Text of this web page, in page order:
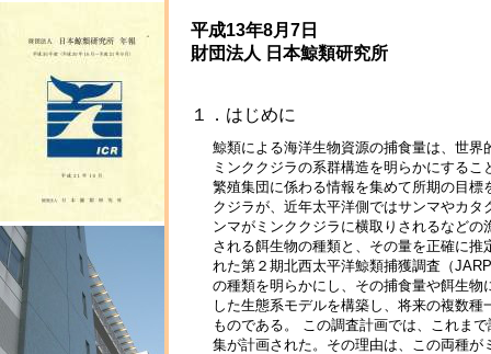
平成13年8月7日
財団法人 日本鯨類研究所
１．はじめに
鯨類による海洋生物資源の捕食量は、世
ミンククジラの系群構造を明らかにする
繁殖集団に係わる情報を集めて所期の目
クジラが、近年太平洋側ではサンマやカ
ンマがミンククジラに横取りされるなど
される餌生物の種類と、その量を正確に
れた第２期北西太平洋鯨類捕獲調査（
の種類を明らかにし、その捕食量や餌生
した生態系モデルを構築し、将来の複数
ものである。 この調査計画では、これま
集が計画された。その理由は、この両種